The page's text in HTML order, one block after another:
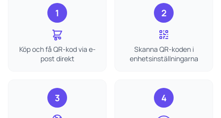
1
Köp och få QR-kod via e-
post direkt
2
Skanna QR-koden i
enhetsinställningarna
3 4